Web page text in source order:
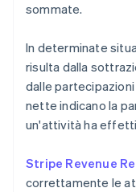
sommate.
In determinate
risulta dalla
dalle
nette indicano la
un'attività ha
Stripe Revenue
correttamente le